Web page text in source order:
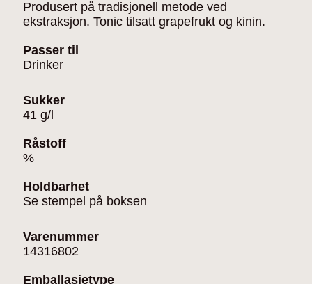
Produsert på tradisjonell metode ved
ekstraksjon. Tonic tilsatt grapefrukt og kinin.
Passer til
Drinker
Sukker
41 g/l
Råstoff
%
Holdbarhet
Se stempel på boksen
Varenummer
14316802
Emballasjetype